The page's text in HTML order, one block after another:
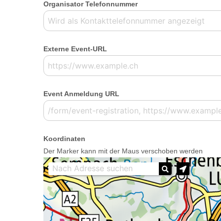
Organisator Telefonnummer
Externe Event-URL
Event Anmeldung URL
Koordinaten
Der Marker kann mit der Maus verschoben werden